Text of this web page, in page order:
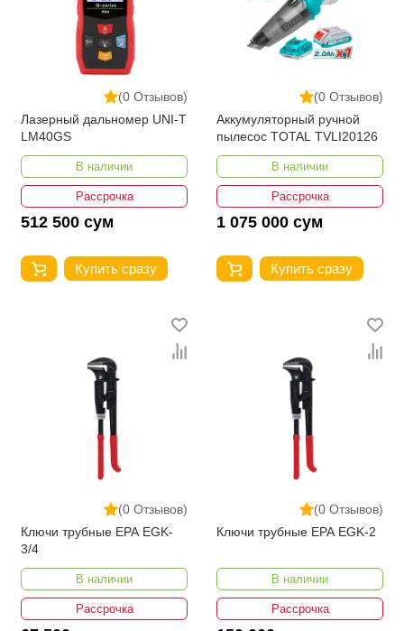
(0 Отзывов)
Лазерный дальномер UNI-T
LM40GS
В наличии
Рассрочка
512 500 сум
Купить сразу
(0 Отзывов)
Аккумуляторный ручной
пылесос TOTAL TVLI20126
В наличии
Рассрочка
1 075 000 сум
Купить сразу
(0 Отзывов)
Ключи трубные EPA EGK-
3/4
В наличии
Рассрочка
(0 Отзывов)
Ключи трубные EPA EGK-2
В наличии
Рассрочка